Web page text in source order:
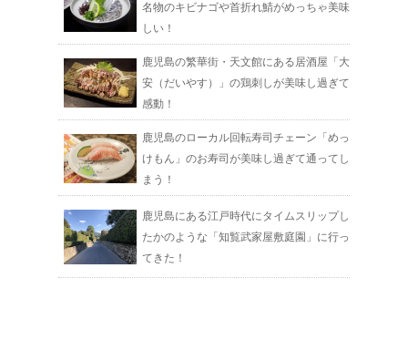
名物のキビナゴや首折れ鯖がめっちゃ美味
しい！
鹿児島の繁華街・天文館にある居酒屋「大
安（だいやす）」の鶏刺しが美味し過ぎて
感動！
鹿児島のローカル回転寿司チェーン「めっ
けもん」のお寿司が美味し過ぎて通ってし
まう！
鹿児島にある江戸時代にタイムスリップし
たかのような「知覧武家屋敷庭園」に行っ
てきた！